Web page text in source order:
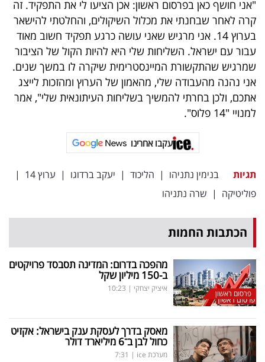
"אני חושף כאן בפרסום ראשון: אכן הציעו לי את התפקיד. זה
קרה לאחר שבחנתי את מכלול השיקולים, והחלטתי להישאר
בערוץ 14. אני מרגיש שאני עושה כרגע תפקיד חשוב מאוד
עבור עם ישראל. השליחות שלי היא להיות הקול של הציבור
שמרגיש שהתקשורת המיינסטרימית שיקרה לו במשך שנים.
אני נהנה מהעבודה שלי, מהאמון של הערוץ ומהזכות לייצג
אתכם, ולכן בחרתי להמשיך בשליחות העיתונאית שלי", אמר
למנויי "14 פלוס".
עקבו אחרינו
תגיות בנימין נתניהו | הליכוד | יעקב ברדוגו | ערוץ 14
|
פוליטיקה | שרה נתניהו
הכתבות החמות
פרסום ראשון
מהפכה בדרום: המדינה תסבסד פרויקטים
ב-150 מיליון שקל
איציק יצחקי |
10:23
מאסק בדרך לעסקת ענק בישראל: אקזיט
כחול לבן ב־6 מיליארד דולר
מערכת ice |
7:31